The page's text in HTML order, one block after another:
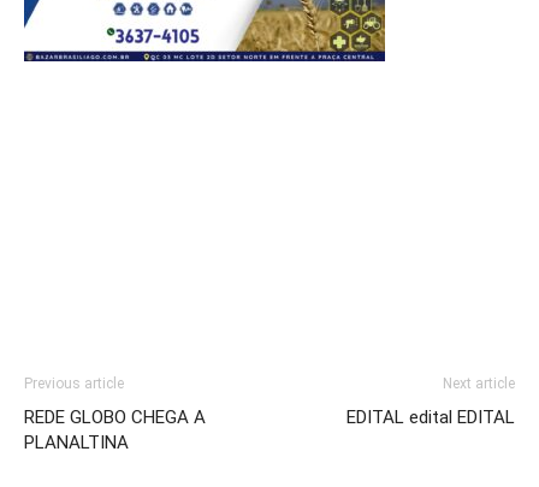
Previous article
REDE GLOBO CHEGA A
PLANALTINA
Next article
EDITAL edital EDITAL